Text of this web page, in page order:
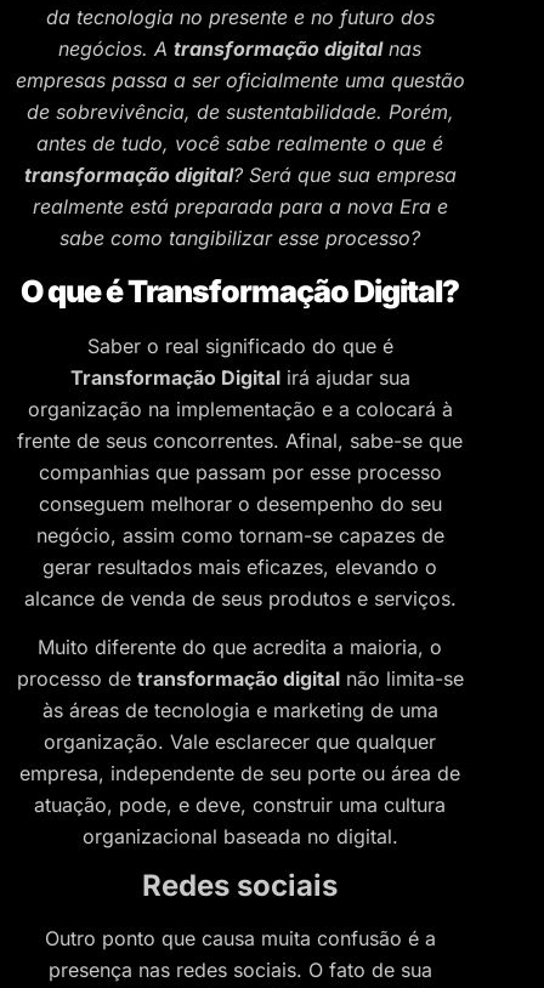
da tecnologia no presente e no futuro dos
negócios. A transformação digitalnas
empresas passa a ser oficialmente uma questão
de sobrevivência, de sustentabilidade. Porém,
antes de tudo, você sabe realmente o que é
transformação digital? Será que sua empresa
realmente está preparada para a nova Era e
sabe como tangibilizar esse processo?
O que é Transformação Digital?
Saber o real significado do que é
Transformação Digitalirá ajudar sua
organização na implementação e a colocará à
frente de seus concorrentes. Afinal, sabe-se que
companhias que passam por esse processo
conseguem melhorar o desempenho do seu
negócio, assim como tornam-se capazes de
gerar resultados mais eficazes, elevando o
alcance de venda de seus produtos e serviços.
Muito diferente do que acredita a maioria, o
processo de transformação digitalnão limita-se
às áreas de tecnologia e marketing de uma
organização. Vale esclarecer que qualquer
empresa, independente de seu porte ou área de
atuação, pode, e deve, construir uma cultura
organizacional baseada no digital.
Redes sociais
Outro ponto que causa muita confusão é a
presença nas redes sociais. O fato de sua